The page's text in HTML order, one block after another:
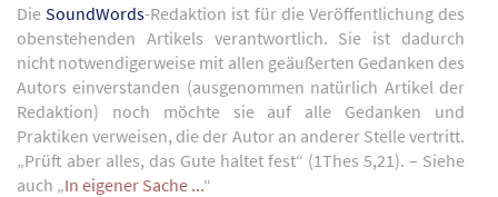
DieSoundWords-Redaktion ist für die Veröffentlichung des
obenstehenden Artikels verantwortlich. Sie ist dadurch
nicht notwendigerweise mit allen geäußerten Gedanken des
Autors einverstanden (ausgenommen natürlich Artikel der
Redaktion) noch möchte sie auf alle Gedanken und
Praktiken verweisen, die der Autor an anderer Stelle vertritt.
„Prüft aber alles, das Gute haltet fest“ (1Thes 5,21). – Siehe
auch „In eigener Sache ...“